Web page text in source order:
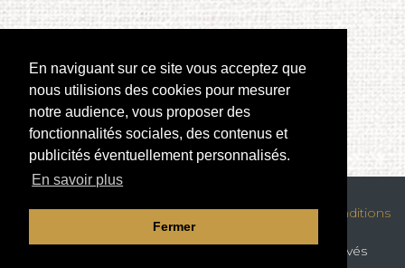
En naviguant sur ce site vous acceptez que
nous utilisions des cookies pour mesurer
notre audience, vous proposer des
fonctionnalités sociales, des contenus et
publicités éventuellement personnalisés.
En savoir plus
Fermer
Mentions légales|Confidentialité des données|
Conditions
générales de location
. Tous droits réservés